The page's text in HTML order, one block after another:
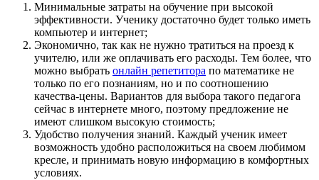
Минимальные затраты на обучение при высокой
эффективности. Ученику достаточно будет только иметь
компьютер и интернет;
Экономично, так как не нужно тратиться на проезд к
учителю, или же оплачивать его расходы. Тем более, что
можно выбрать онлайн репетитора по математике не
только по его познаниям, но и по соотношению
качества-цены. Вариантов для выбора такого педагога
сейчас в интернете много, поэтому предложение не
имеют слишком высокую стоимость;
Удобство получения знаний. Каждый ученик имеет
возможность удобно расположиться на своем любимом
кресле, и принимать новую информацию в комфортных
условиях.